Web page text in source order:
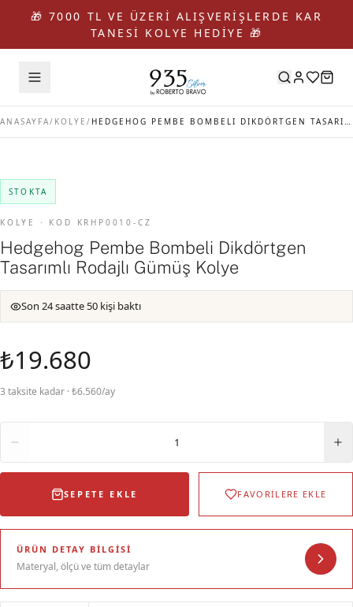
🎁 7000 TL VE ÜZERİ ALIŞVERİŞLERDE KAR
TANESİ KOLYE HEDİYE 🎁
ANASAYFA/ KOLYE / HEDGEHOG PEMBE BOMBELI DIKDÖRTGEN TASARIMLI RODAJLI GÜMÜŞ KOLYE
STOKTA
KOLYE · KOD KRHP0010-CZ
Hedgehog Pembe Bombeli Dikdörtgen
Tasarımlı Rodajlı Gümüş Kolye
Son 24 saatte 50 kişi baktı
₺19.680
3 taksite kadar · ₺6.560/ay
1
SEPETE EKLE FAVORİLERE EKLE
ÜRÜN DETAY BILGISI
Materyal, ölçü ve tüm detaylar